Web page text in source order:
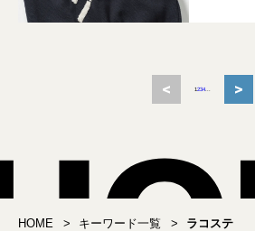
< 1234 >
HOME キーワード一覧 ラコステ